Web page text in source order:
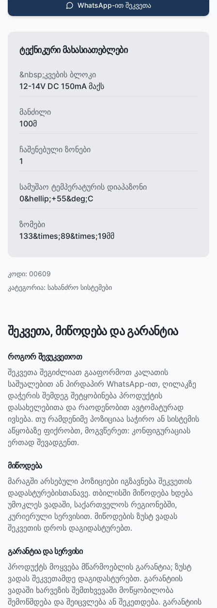
WhatsApp-ით შეკვეთა
ტექნიკური მახასიათებლები
&nbsp;კვების ბლოკი
12-14V DC 150mA მაქს
მანძილი
100მ
ჩაშენებული ზონები
1
სამუშაო ტემპერატურის დიაპაზონი
0&hellip;+55&deg;C
ზომები
133&times;89&times;19მმ
კოდი: 00609
კატეგორია: სახანძრო სისტემები
შეკვეთა, მიწოდება და გარანტია
როგორ შევუკვეთოთ
შეკვეთა შეგიძლიათ გააფორმოთ კალათის
საშუალებით ან პირდაპირ WhatsApp-ით, ღილაკზე
დაჭერის შემდეგ შეტყობინება პროდუქტის
დასახელებითა და რაოდენობით ავტომატურად
ივსება. თუ რამდენიმე პოზიციაა საჭირო ან სისტემის
აწყობაზე ფიქრობთ, მოგვწერეთ: კონფიგურაციას
ერთად შევადგენთ.
მიწოდება
მარაგში არსებული პოზიციები იგზავნება შეკვეთის
დადასტურებისთანავე. თბილისში მიწოდება ხდება
უმოკლეს ვადაში, საქართველოს რეგიონებში,
კურიერული სერვისით. მიწოდების ზუსტ ვადას
შეკვეთის დროს დაგიდასტურებთ.
გარანტია და სერვისი
პროდუქტს მოყვება მწარმოებლის გარანტია; ზუსტ
ვადას შეკვეთამდე დაგიდასტურებთ. გარანტიის
ვადაში ხარვეზის შემთხვევაში მოწყობილობა
შემოწმდება და შეიცვლება ან შეკეთდება. გარანტიის